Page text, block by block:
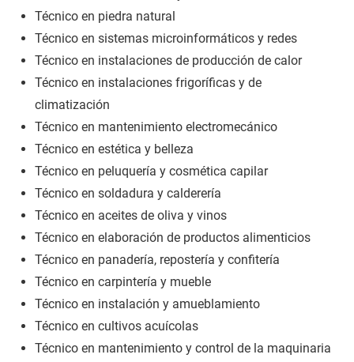
Técnico en piedra natural
Técnico en sistemas microinformáticos y redes
Técnico en instalaciones de producción de calor
Técnico en instalaciones frigoríficas y de
climatización
Técnico en mantenimiento electromecánico
Técnico en estética y belleza
Técnico en peluquería y cosmética capilar
Técnico en soldadura y calderería
Técnico en aceites de oliva y vinos
Técnico en elaboración de productos alimenticios
Técnico en panadería, repostería y confitería
Técnico en carpintería y mueble
Técnico en instalación y amueblamiento
Técnico en cultivos acuícolas
Técnico en mantenimiento y control de la maquinaria